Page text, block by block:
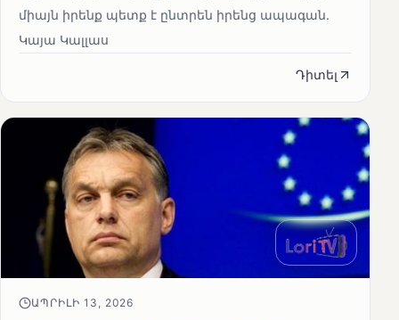
միայն իրենք պետք է ընտրեն իրենց ապագան.
Կայա Կալլաս
Դիտել
ԱՊՐԻԼԻ 13, 2026